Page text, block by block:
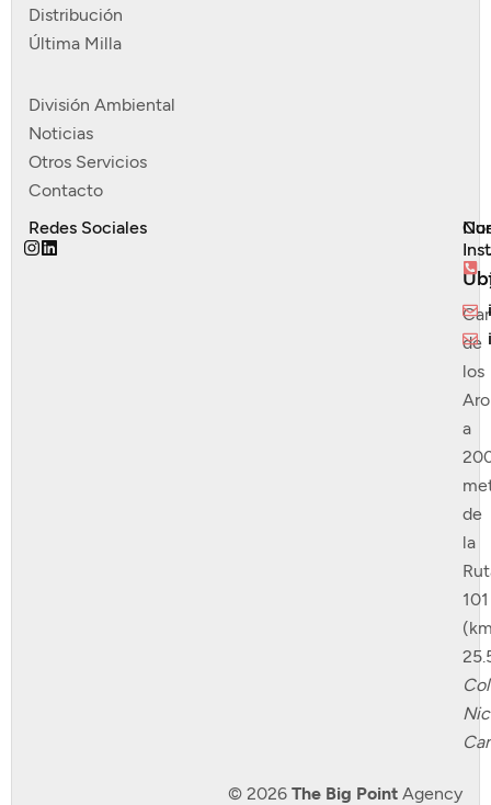
Distribución
Última Milla
División Ambiental
Noticias
Otros Servicios
Contacto
Redes Sociales
de
los
a
de
la
101
© 2026 The Big Point Agency